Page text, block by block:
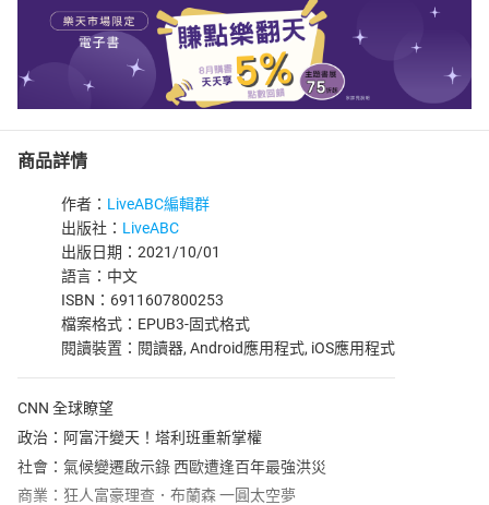
商品詳情
作者： LiveABC編輯群
出版社： LiveABC
出版日期：2021/10/01
語言：中文
ISBN：6911607800253
檔案格式：EPUB3-固式格式
閱讀裝置：閱讀器, Android應用程式, iOS應用程式
CNN 全球瞭望
政治：阿富汗變天！塔利班重新掌權
社會：氣候變遷啟示錄 西歐遭逢百年最強洪災
商業：狂人富豪理查．布蘭森 一圓太空夢